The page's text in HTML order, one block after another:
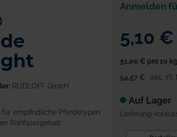
RUDLOFF GmbH
empfindliche Pferdetypen
Rohfasergehalt
Anmelden
5,10 €
51,00 € pro 10
54,57 €
inkl. 7%
Auf Lager
Lieferung